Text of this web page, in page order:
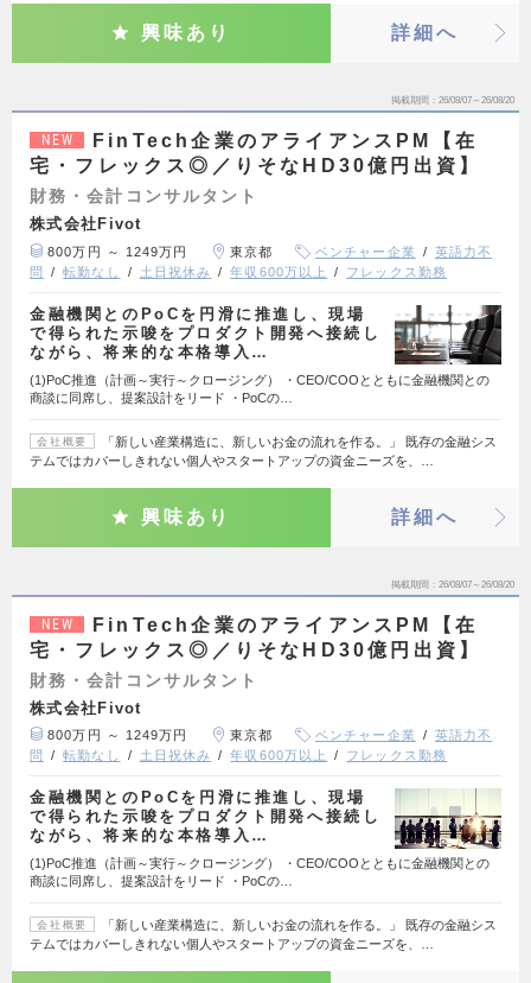
興味あり 詳細へ
掲載期間 26/08/07～26/08/20
NEW
FinTech企業のアライアンスPM【在
宅・フレックス◎／りそなHD30億円出資】
財務・会計コンサルタント
株式会社Fivot
800万円 ～ 1249万円 東京都 ベンチャー企業
英語力不
問
転勤なし 土日祝休み 年収600万以上 フレックス勤務
金融機関とのPoCを円滑に推進し、現場
で得られた示唆をプロダクト開発へ接続し
ながら、将来的な本格導入…
(1)PoC推進（計画～実行～クロージング） ・CEO/COOとともに金融機関との
商談に同席し、提案設計をリード ・PoCの…
会社概要
「新しい産業構造に、新しいお金の流れを作る。」 既存の金融シス
テムではカバーしきれない個人やスタートアップの資金ニーズを、…
興味あり 詳細へ
掲載期間 26/08/07～26/08/20
NEW
FinTech企業のアライアンスPM【在
宅・フレックス◎／りそなHD30億円出資】
財務・会計コンサルタント
株式会社Fivot
800万円 ～ 1249万円 東京都 ベンチャー企業
英語力不
問
転勤なし 土日祝休み 年収600万以上 フレックス勤務
金融機関とのPoCを円滑に推進し、現場
で得られた示唆をプロダクト開発へ接続し
ながら、将来的な本格導入…
(1)PoC推進（計画～実行～クロージング） ・CEO/COOとともに金融機関との
商談に同席し、提案設計をリード ・PoCの…
会社概要
「新しい産業構造に、新しいお金の流れを作る。」 既存の金融シス
テムではカバーしきれない個人やスタートアップの資金ニーズを、…